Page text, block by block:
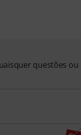
questões ou